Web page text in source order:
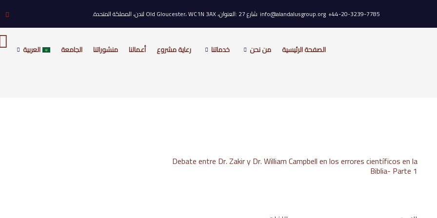
44-20-3239-7785+
info@alandalusgroup.org شارع 27 :العنوان، Old Gloucester، WC1N 3AX لندن، المملكة المتحدة.
الصفحة الرئيسية من نحن خدماتنا رعاية مشروع أعمالنا منشوراتنا الجامعة العربية
Debate entre Dr. Zakir y Dr. William Campbell en los errores científicos en la
Biblia- Parte 1